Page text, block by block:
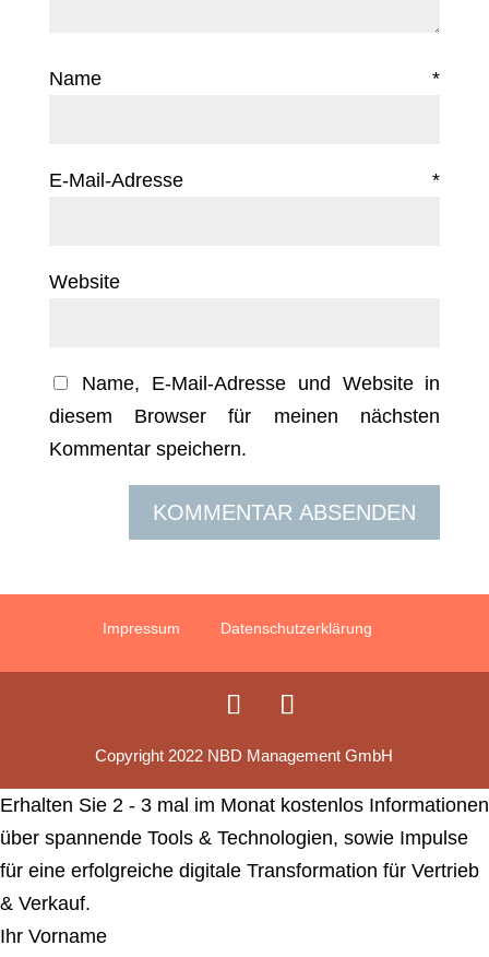
Name*
E-Mail-Adresse*
Website
Name, E-Mail-Adresse und Website in
diesem Browser für meinen nächsten
Kommentar speichern.
Impressum Datenschutzerklärung
Copyright 2022 NBD Management GmbH
Erhalten Sie 2 - 3 mal im Monat kostenlos Informationen
über spannende Tools & Technologien, sowie Impulse
für eine erfolgreiche digitale Transformation für Vertrieb
& Verkauf.
Ihr Vorname